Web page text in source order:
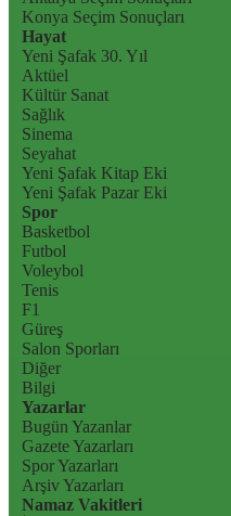
Konya Seçim Sonuçları
Hayat
Yeni Şafak 30. Yıl
Aktüel
Kültür Sanat
Sağlık
Sinema
Seyahat
Yeni Şafak Kitap Eki
Yeni Şafak Pazar Eki
Spor
Basketbol
Futbol
Voleybol
Tenis
F1
Güreş
Salon Sporları
Diğer
Bilgi
Yazarlar
Bugün Yazanlar
Gazete Yazarları
Spor Yazarları
Arşiv Yazarları
Namaz Vakitleri